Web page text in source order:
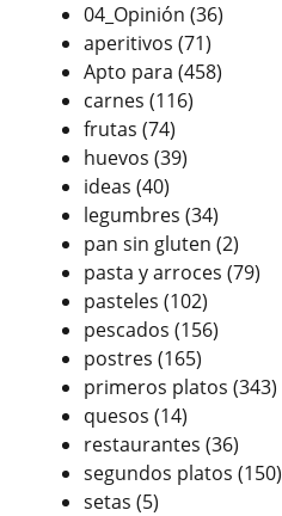
04_Opinión (36)
aperitivos (71)
Apto para (458)
carnes (116)
frutas (74)
huevos (39)
ideas (40)
legumbres (34)
pan sin gluten (2)
pasta y arroces (79)
pasteles (102)
pescados (156)
postres (165)
primeros platos (343)
quesos (14)
restaurantes (36)
segundos platos (150)
setas (5)